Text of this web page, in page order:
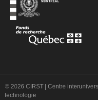
© 2026 CIRST | Centre
technologie